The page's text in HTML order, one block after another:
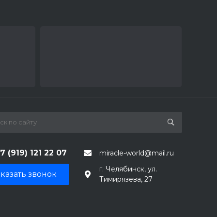
(919) 121 22 07 miracle-world@mail.ru
звонок
г. Челябинск, ул.
Тимирязева, 27